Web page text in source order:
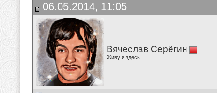
06.05.2014, 11:05
Вячеслав Серёгин
Живу я здесь